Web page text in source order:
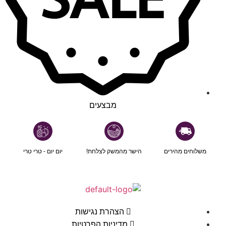
מבצעים
משלוחים מהירים הישר מהמשק לצלחת! יום יום - טרי טרי
הצהרת נגישות